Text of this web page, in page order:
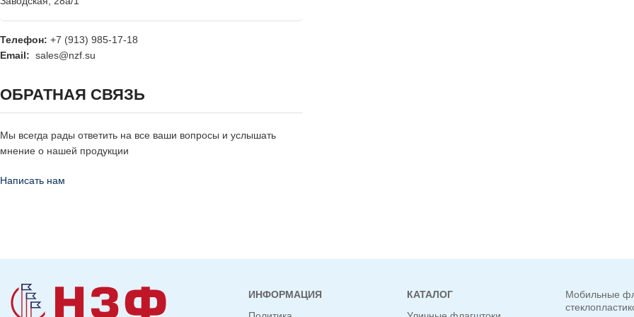
Телефон: +7 (913) 985-17-18
Email: sales@nzf.su
ОБРАТНАЯ СВЯЗЬ
Мы всегда рады ответить на все ваши вопросы и услышать
мнение о нашей продукции
Написать нам
ИНФОРМАЦИЯ
КАТАЛОГ
Мобильные